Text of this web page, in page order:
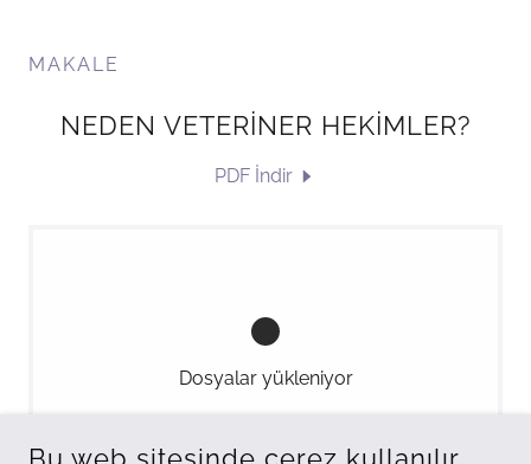
MAKALE
NEDEN VETERİNER HEKİMLER?
PDF İndir
Dosyalar yükleniyor